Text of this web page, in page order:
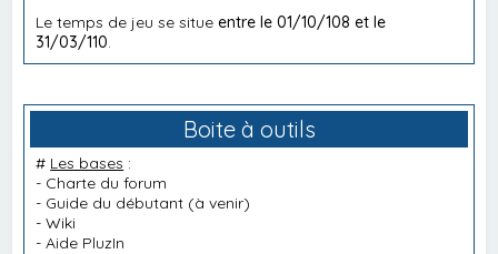
Le temps de jeu se situeentre le 01/10/108 et le
31/03/110
Boite à outils
# Les bases :
- Charte du forum
- Guide du débutant (à venir)
-Wiki
-Aide PluzIn